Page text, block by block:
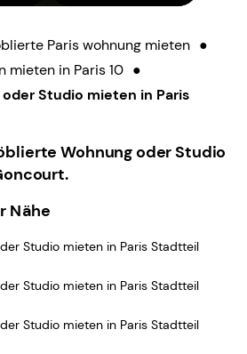
Paris wohnung mieten ●
mieten in Paris 10 ●
Studio mieten in Paris
Wohnung oder Studio
Nähe
Studio mieten in Paris Stadtteil
Studio mieten in Paris Stadtteil
Studio mieten in Paris Stadtteil